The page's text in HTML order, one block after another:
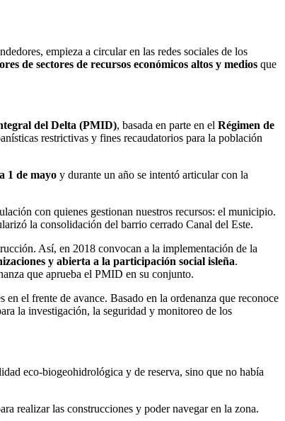
empieza a circular en las redes sociales de los
de sectores de recursos económicos altos y medios que
del Delta (PMID), basada en parte en el Régimen de
restrictivas y fines recaudatorios para la población
1 de mayo y durante un año se intentó articular con la
con quienes gestionan nuestros recursos: el municipio.
la consolidación del barrio cerrado Canal del Este.
Así, en 2018 convocan a la implementación de la
y abierta a la participación social isleña.
que aprueba el PMID en su conjunto.
el frente de avance. Basado en la ordenanza que reconoce
la investigación, la seguridad y monitoreo de los
eco-biogeohidrológica y de reserva, sino que no había
realizar las construcciones y poder navegar en la zona.